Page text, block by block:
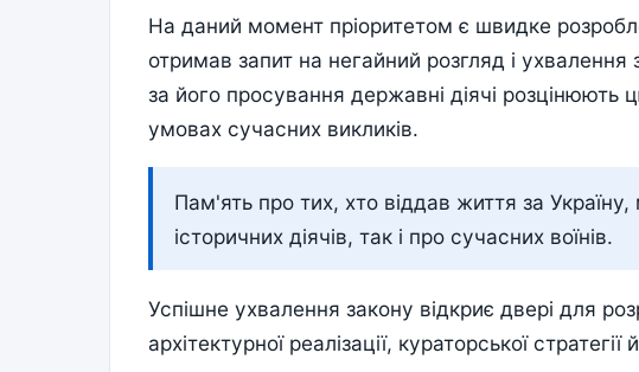
На даний момент пріоритетом є швидке
отримав запит на негайний розгляд і ухвалення
за його просування державні діячі розцінюють
умовах сучасних викликів.
Пам'ять про тих, хто віддав життя за
історичних діячів, так і про сучасних воїнів.
Успішне ухвалення закону відкриє двері для
архітектурної реалізації, кураторської